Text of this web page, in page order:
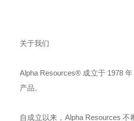
关于我们
Alpha Resources® 成立于 1978
产品。
自成立以来， Alpha Resources不